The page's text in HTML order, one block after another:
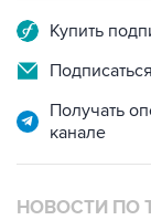
Купить
Получать
канале
НОВОСТИ ПО